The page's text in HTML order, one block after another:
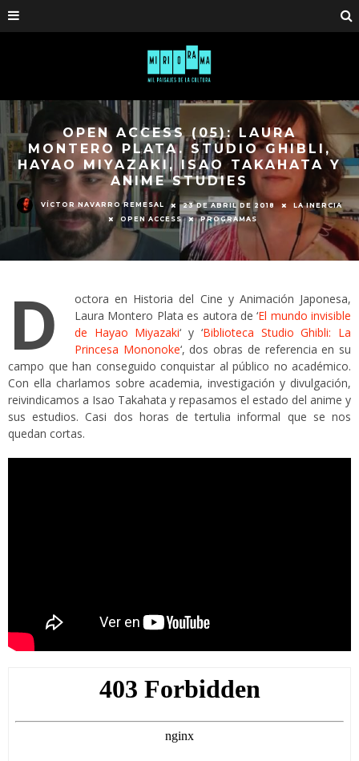
OPEN ACCESS (05): LAURA
MONTERO PLATA. STUDIO GHIBLI,
HAYAO MIYAZAKI, ISAO TAKAHATA Y
ANIME STUDIES
VÍCTOR NAVARRO REMESAL 23 DE ABRIL DE 2018
LA INERCIA
OPEN ACCESS
PROGRAMAS
D
octora en Historia del Cine y Animación Japonesa,
Laura Montero Plata es autora de ‘El mundo invisible
de Hayao Miyazaki‘ y ‘Biblioteca Studio Ghibli: La
Princesa Mononoke‘, dos obras de referencia en su
campo que han conseguido conquistar al público no académico.
Con ella charlamos sobre academia, investigación y divulgación,
reivindicamos a Isao Takahata y repasamos el estado del anime y
sus estudios. Casi dos horas de tertulia informal que se nos
quedan cortas.